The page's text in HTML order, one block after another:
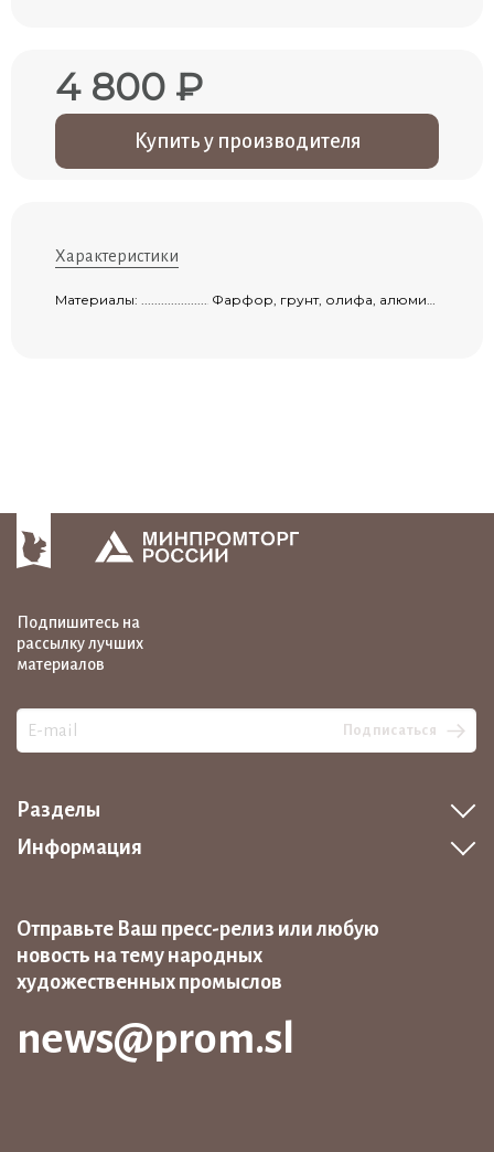
4 800 ₽
Купить у производителя
Характеристики
Материалы:
Подпишитесь на
рассылку лучших
материалов
Подписаться
Разделы
Информация
Отправьте Ваш пресс-релиз или любую
новость на тему народных
художественных промыслов
news@prom.sl